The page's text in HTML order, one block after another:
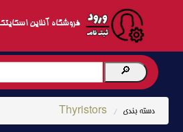
فروشگاه آنلاین
دسته بندی /
Thyristors